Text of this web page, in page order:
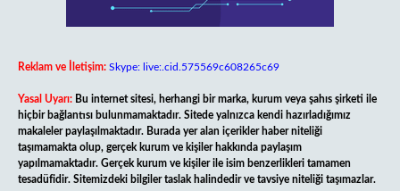
Reklam ve İletişim: Skype: live:.cid.575569c608265c69
Yasal Uyarı: Bu internet sitesi, herhangi bir marka, kurum veya şahıs şirketi ile
hiçbir bağlantısı bulunmamaktadır. Sitede yalnızca kendi hazırladığımız
makaleler paylaşılmaktadır. Burada yer alan içerikler haber niteliği
taşımamakta olup, gerçek kurum ve kişiler hakkında paylaşım
yapılmamaktadır. Gerçek kurum ve kişiler ile isim benzerlikleri tamamen
tesadüfidir. Sitemizdeki bilgiler taslak halindedir ve tavsiye niteliği taşımazlar.